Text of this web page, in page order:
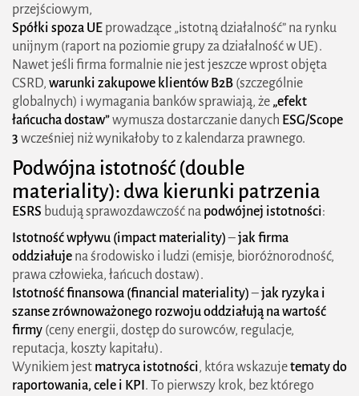
przejściowym,
Spółki spoza UE prowadzące „istotną działalność” na rynku
unijnym (raport na poziomie grupy za działalność w UE).
Nawet jeśli firma formalnie nie jest jeszcze wprost objęta
CSRD, warunki zakupowe klientów B2B (szczególnie
globalnych) i wymagania banków sprawiają, że „efekt
łańcucha dostaw”wymusza dostarczanie danych ESG/Scope
3 wcześniej niż wynikałoby to z kalendarza prawnego.
Podwójna istotność (double
materiality): dwa kierunki patrzenia
ESRS budują sprawozdawczość na podwójnej istotności:
Istotność wpływu (impact materiality)–jak firma
oddziałuje na środowisko i ludzi (emisje, bioróżnorodność,
prawa człowieka, łańcuch dostaw).
Istotność finansowa (financial materiality)–jak ryzyka i
szanse zrównoważonego rozwoju oddziałują na wartość
firmy (ceny energii, dostęp do surowców, regulacje,
reputacja, koszty kapitału).
Wynikiem jest matryca istotności, która wskazujetematy do
raportowania, cele i KPI . To pierwszy krok, bez którego